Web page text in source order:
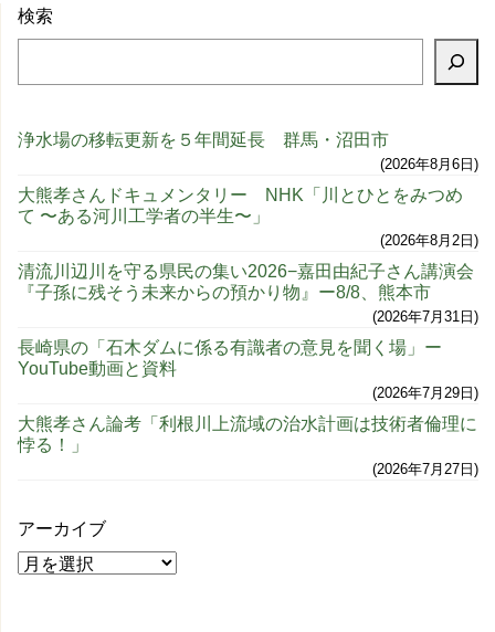
検索
浄水場の移転更新を５年間延長 群馬・沼田市
2026年8月6日
大熊孝さんドキュメンタリー NHK「川とひとをみつめ
て 〜ある河川工学者の半生〜」
2026年8月2日
清流川辺川を守る県民の集い2026−嘉田由紀子さん講演会
『子孫に残そう未来からの預かり物』ー8/8、熊本市
2026年7月31日
長崎県の「石木ダムに係る有識者の意見を聞く場」ー
YouTube動画と資料
2026年7月29日
大熊孝さん論考「利根川上流域の治水計画は技術者倫理に
悖る！」
2026年7月27日
アーカイブ